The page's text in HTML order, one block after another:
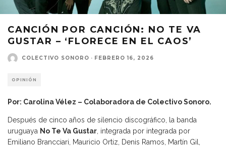
CANCIÓN POR CANCIÓN: NO TE VA
GUSTAR – ‘FLORECE EN EL CAOS’
COLECTIVO SONORO · FEBRERO 16, 2026
OPINIÓN
Por: Carolina Vélez – Colaboradora de Colectivo Sonoro.
Después de cinco años de silencio discográfico, la banda
uruguaya No Te Va Gustar , integrada por integrada por
Emiliano Brancciari, Mauricio Ortiz, Denis Ramos, Martín Gil,